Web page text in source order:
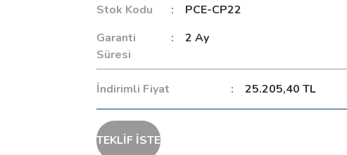
Stok Kodu
PCE-CP22
Garanti
Süresi
2 Ay
İndirimli Fiyat 25.205,40 TL
TEKLİF İSTE